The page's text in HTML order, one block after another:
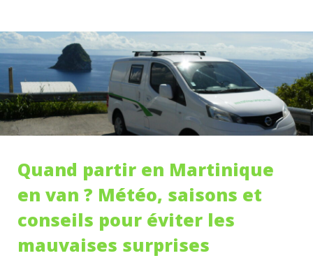
Quand partir en Martinique
en van ? Météo, saisons et
conseils pour éviter les
mauvaises surprises